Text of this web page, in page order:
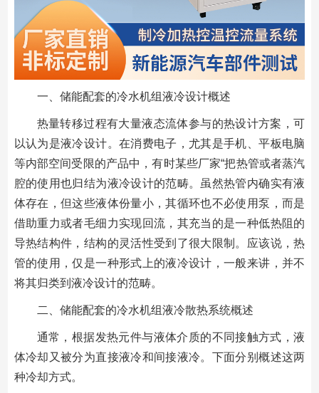
一、储能配套的冷水机组液冷设计概述
热量转移过程有大量液态流体参与的热设计方案，可
以认为是液冷设计。在消费电子，尤其是手机、平板电脑
等内部空间受限的产品中，有时某些厂家“把热管或者蒸汽
腔的使用也归结为液冷设计的范畴。虽然热管内确实有液
体存在，但这些液体份量小，其循环也不必使用泵，而是
借助重力或者毛细力实现回流，其充当的是一种低热阻的
导热结构件，结构的灵活性受到了很大限制。应该说，热
管的使用，仅是一种形式上的液冷设计，一般来讲，并不
将其归类到液冷设计的范畴。
二、储能配套的冷水机组液冷散热系统概述
通常，根据发热元件与液体介质的不同接触方式，液
体冷却又被分为直接液冷和间接液冷。下面分别概述这两
种冷却方式。